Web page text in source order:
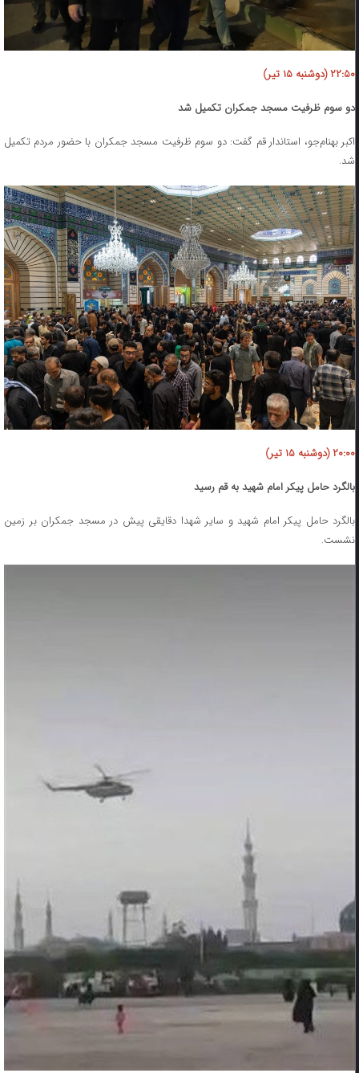
۲۲:۵۰ (دوشنبه ۱۵ تیر)
دو سوم ظرفیت مسجد جمکران تکمیل شد
اکبر بهنام‌جو، استاندار قم گفت: دو سوم ظرفیت مسجد جمکران با حضور مردم تکمیل
شد.
۲۰:۰۰ (دوشنبه ۱۵ تیر)
بالگرد حامل پیکر امام شهید به قم رسید
بالگرد حامل ‌پیکر امام شهید و سایر شهدا دقایقی پیش ‌در مسجد جمکران بر زمین
نشست.